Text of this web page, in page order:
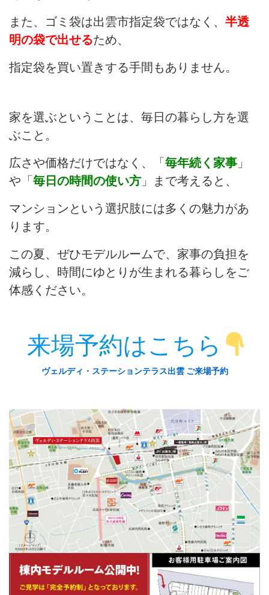
また、ゴミ袋は出雲市指定袋ではなく、 半透
明の袋で出せるため、
指定袋を買い置きする手間もありません。
家を選ぶということは、毎日の暮らし方を選
ぶこと。
広さや価格だけではなく、「毎年続く家事 」
や「毎日の時間の使い方 」まで考えると、
マンションという選択肢には多くの魅力があ
ります。
この夏、ぜひモデルルームで、家事の負担を
減らし、時間にゆとりが生まれる暮らしをご
体感ください。
来場予約はこちら
ヴェルディ・ステーションテラス出雲 ご来場予約